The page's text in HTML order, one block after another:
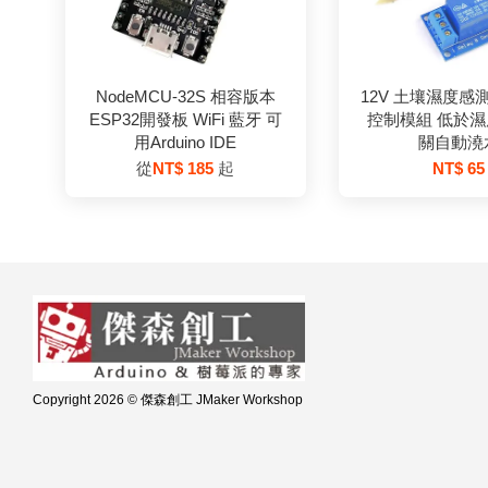
NodeMCU-32S 相容版本
ESP32開發板 WiFi 藍牙 可
用Arduino IDE
從NT$ 185 起
12V 土壤濕度感
控制模組 低於
關自動澆
NT$ 65
Copyright 2026 © 傑森創工 JMaker Workshop